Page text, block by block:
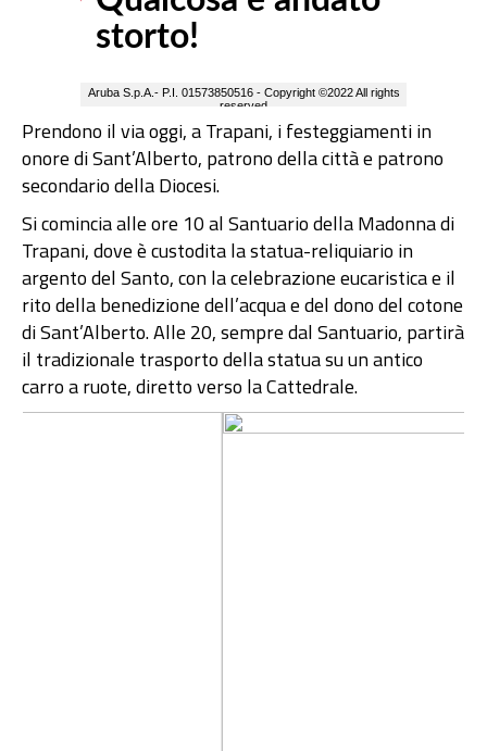
Prendono il via oggi, a Trapani, i festeggiamenti in
onore di Sant’Alberto, patrono della città e patrono
secondario della Diocesi.
Si comincia alle ore 10 al Santuario della Madonna di
Trapani, dove è custodita la statua-reliquiario in
argento del Santo, con la celebrazione eucaristica e il
rito della benedizione dell’acqua e del dono del cotone
di Sant’Alberto. Alle 20, sempre dal Santuario, partirà
il tradizionale trasporto della statua su un antico
carro a ruote, diretto verso la Cattedrale.